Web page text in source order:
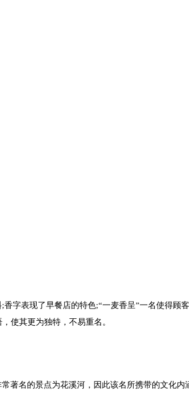
字表现了早餐店的特色;“一麦香呈”一名使得顾
使其更为独特，不易重名。
著名的景点为花溪河，因此该名所携带的文化